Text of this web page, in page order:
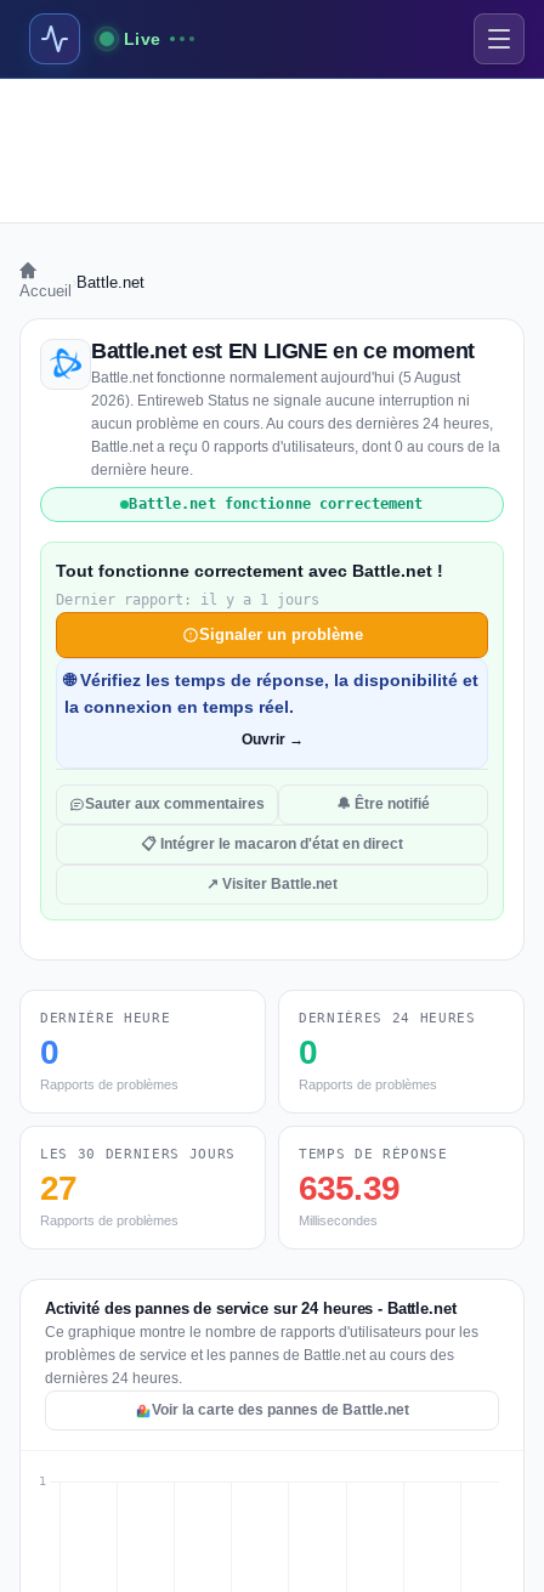
Live
Accueil Battle.net
Battle.net est EN LIGNE en ce moment
Battle.net fonctionne normalement aujourd'hui (5 August
2026). Entireweb Status ne signale aucune interruption ni
aucun problème en cours. Au cours des dernières 24 heures,
Battle.net a reçu 0 rapports d'utilisateurs, dont 0 au cours de la
dernière heure.
Battle.net fonctionne correctement
Tout fonctionne correctement avec Battle.net !
Dernier rapport: il y a 1 jours
Signaler un problème
🌐 Vérifiez les temps de réponse, la disponibilité et
la connexion en temps réel.
Ouvrir →
Sauter aux commentaires 🔔 Être notifié
📋 Intégrer le macaron d'état en direct
↗ Visiter Battle.net
DERNIÈRE HEURE
0
Rapports de problèmes
DERNIÈRES 24 HEURES
0
Rapports de problèmes
LES 30 DERNIERS JOURS
27
Rapports de problèmes
TEMPS DE RÉPONSE
635.39
Millisecondes
Activité des pannes de service sur 24 heures - Battle.net
Ce graphique montre le nombre de rapports d'utilisateurs pour les
problèmes de service et les pannes de Battle.net au cours des
dernières 24 heures.
Voir la carte des pannes de Battle.net